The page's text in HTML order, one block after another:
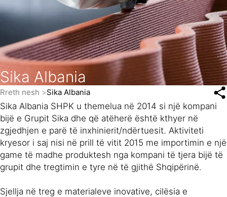
Sika Albania
Rreth nesh Sika Albania
Sika Albania SHPK u themelua në 2014 si një kompani
bijë e Grupit Sika dhe që atëherë është kthyer në
zgjedhjen e parë të inxhinierit/ndërtuesit. Aktiviteti
kryesor i saj nisi në prill të vitit 2015 me importimin e një
game të madhe produktesh nga kompani të tjera bijë të
grupit dhe tregtimin e tyre në të gjithë Shqipërinë.
Sjellja në treg e materialeve inovative, cilësia e